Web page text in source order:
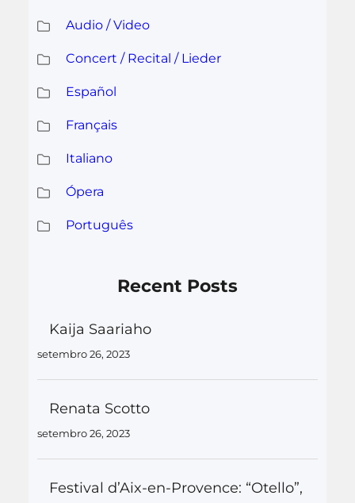
Audio / Video
Concert / Recital / Lieder
Español
Français
Italiano
Ópera
Português
Recent Posts
Kaija Saariaho
setembro 26, 2023
Renata Scotto
setembro 26, 2023
Festival d’Aix-en-Provence: “Otello”,